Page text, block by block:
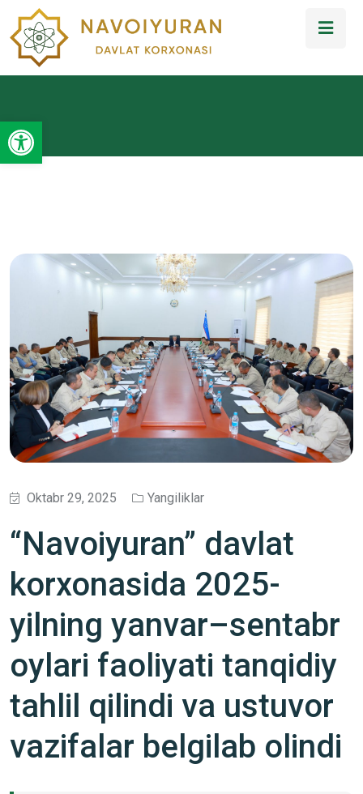
Open toolbar
Oktabr 29, 2025 Yangiliklar
“Navoiyuran” davlat
korxonasida 2025-
yilning yanvar–sentabr
oylari faoliyati tanqidiy
tahlil qilindi va ustuvor
vazifalar belgilab olindi